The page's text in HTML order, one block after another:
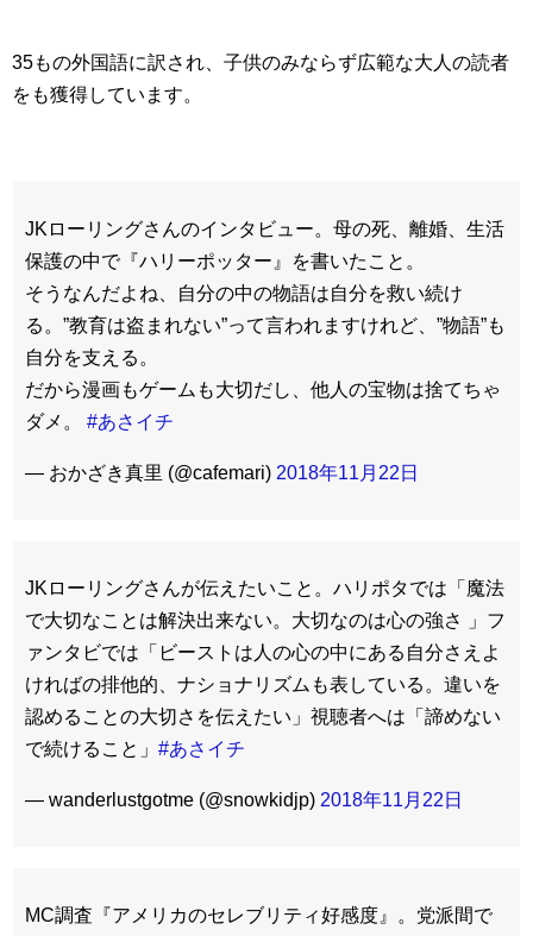
35もの外国語に訳され、子供のみならず広範な大人の読者
をも獲得しています。
JKローリングさんのインタビュー。母の死、離婚、生活
保護の中で『ハリーポッター』を書いたこと。
そうなんだよね、自分の中の物語は自分を救い続け
る。”教育は盗まれない”って言われますけれど、”物語”も
自分を支える。
だから漫画もゲームも大切だし、他人の宝物は捨てちゃ
ダメ。 #あさイチ
— おかざき真里 (@cafemari) 2018年11月22日
JKローリングさんが伝えたいこと。ハリポタでは「魔法
で大切なことは解決出来ない。大切なのは心の強さ 」フ
ァンタビでは「ビーストは人の心の中にある自分さえよ
ければの排他的、ナショナリズムも表している。違いを
認めることの大切さを伝えたい」視聴者へは「諦めない
で続けること」 #あさイチ
— wanderlustgotme (@snowkidjp) 2018年11月22日
MC調査『アメリカのセレブリティ好感度』。党派間で